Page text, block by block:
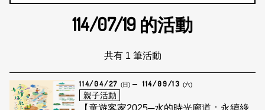
114/07/19 的活動
共有 1 筆活動
114/04/27 (日) 114/09/13 (六)
親子活動
【童遊客家2025─水的時光廊道：永續綠